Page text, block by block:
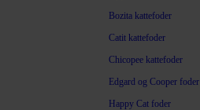
Bozita kattefoder
Catit kattefoder
Chicopee kattefoder
Edgard og Cooper foder
Happy Cat foder